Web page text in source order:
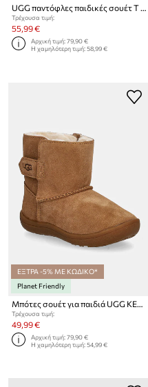
UGG παντόφλες παιδικές σουέτ T TASMAN II
Τρέχουσα τιμή:
55,99 €
Αρχική τιμή:79,90 €
Η χαμηλότερη τιμή:58,99 €
ΕΞΤΡΑ -5% ΜΕ ΚΩΔΙΚΟ*
Planet Friendly
Μπότες σουέτ για παιδιά UGG KEELAN II
Τρέχουσα τιμή:
49,99 €
Αρχική τιμή:79,90 €
Η χαμηλότερη τιμή:54,99 €